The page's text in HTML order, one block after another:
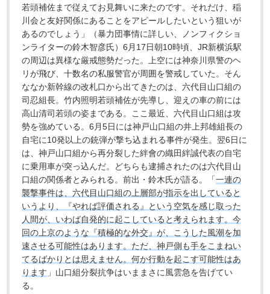
若頭補佐まで従えてお見舞いに来たのです。それだけ、稲
川会と友好関係にあることをアピールしたいという狙いが
あるのでしょう」（暴力団事情に詳しい、ノンフィクショ
ンライターの鈴木智彦氏）6月17日朝10時頃、JR新横浜駅
の周辺は異様な厳戒態勢だった。上空には神奈川県警のヘ
リが飛び、十数名の私服警官が周囲を警戒していた。そん
ななか新幹線の改札口から出てきたのは、六代目山口組の
司忍組長。竹内照明若頭補佐が先導し、迎えの車の前には
高山清司若頭の姿まである。ここ最近、六代目山口組は攻
勢を強めている。6月5日には神戸山口組の井上邦雄組長の
自宅に10発以上の銃弾が撃ち込まれる事件が発生。翌6日に
は、神戸山口組から再分裂した絆會の織田絆誠代表の自宅
に乗用車が突っ込んだ。どちらも逮捕されたのは六代目山
口組の関係者とみられる。前出・鈴木氏が語る。「一連の
襲撃事件は、六代目山口組の上層部が指示を出していると
いうより、『やれば評価される』という空気を感じ取った
人間が、いわば自発的に起こしていると考えられます。今
回の上京のような『積極的な外交』が、こうした風潮を加
速させる可能性はあります。ただ、神戸側も手をこまねい
てるばかりとは思えません。何か行動を起こす可能性はあ
ります 」山口組分裂抗争はいままさに風雲急を告げてい
る。